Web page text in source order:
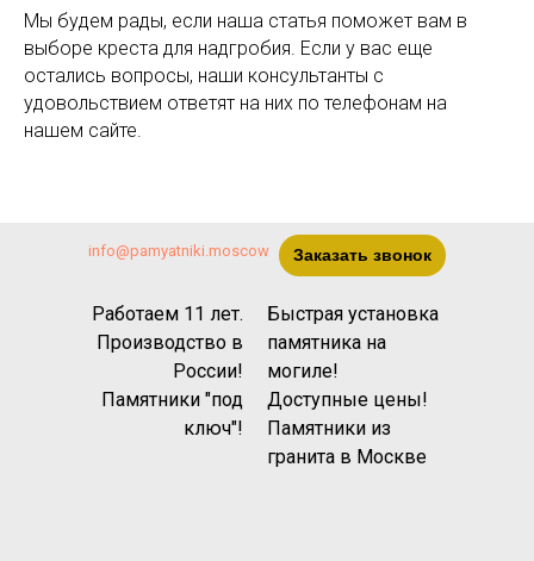
Мы будем рады, если наша статья поможет вам в
выборе креста для надгробия. Если у вас еще
остались вопросы, наши консультанты с
удовольствием ответят на них по телефонам на
нашем сайте.
Работаем 11 лет.
Производство в
России!
Памятники "под
ключ"!
info@pamyatniki.moscow
Быстрая установка
памятника на
могиле!
Доступные цены!
Памятники из
гранита в Москве
Заказать звонок